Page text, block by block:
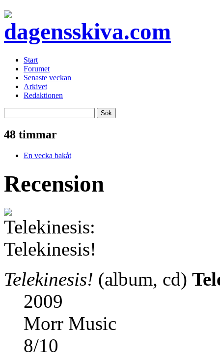
Start
Forumet
Senaste veckan
Arkivet
Redaktionen
48 timmar
En vecka bakåt
Recension
Telekinesis! (album, cd)
2009
Morr Music
8/10